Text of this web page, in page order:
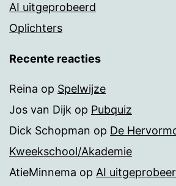
AI uitgeprobeerd
Oplichters
Recente reacties
Reina op Spelwijze
Jos van Dijk op Pubquiz
Dick Schopman op De
Kweekschool/Akademie
AtieMinnema op AI